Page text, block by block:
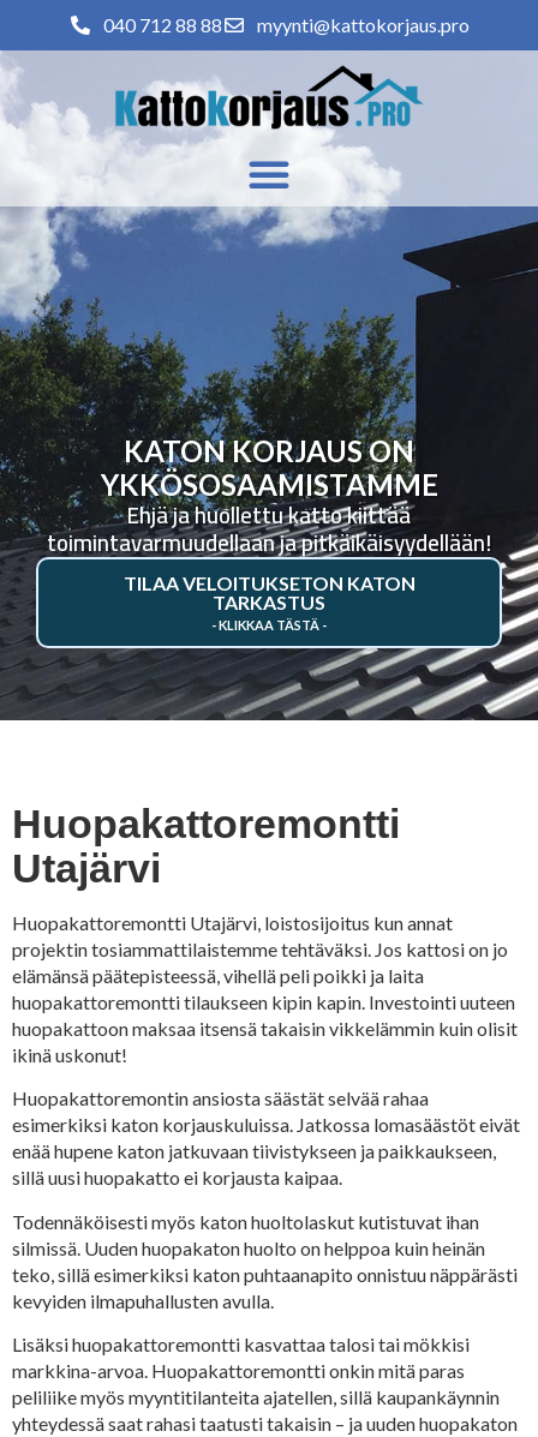
040 712 88 88 myynti@kattokorjaus.pro
KATON KORJAUS ON
YKKÖSOSAAMISTAMME
Ehjä ja huollettu katto kiittää
toimintavarmuudellaan ja pitkäikäisyydellään!
TILAA VELOITUKSETON KATON
TARKASTUS
Huopakattoremontti
Utajärvi
Huopakattoremontti Utajärvi, loistosijoitus kun annat
projektin tosiammattilaistemme tehtäväksi. Jos kattosi on jo
elämänsä päätepisteessä, vihellä peli poikki ja laita
huopakattoremontti tilaukseen kipin kapin. Investointi uuteen
huopakattoon maksaa itsensä takaisin vikkelämmin kuin olisit
ikinä uskonut!
Huopakattoremontin ansiosta säästät selvää rahaa
esimerkiksi katon korjauskuluissa. Jatkossa lomasäästöt eivät
enää hupene katon jatkuvaan tiivistykseen ja paikkaukseen,
sillä uusi huopakatto ei korjausta kaipaa.
Todennäköisesti myös katon huoltolaskut kutistuvat ihan
silmissä. Uuden huopakaton huolto on helppoa kuin heinän
teko, sillä esimerkiksi katon puhtaanapito onnistuu näppärästi
kevyiden ilmapuhallusten avulla.
Lisäksi huopakattoremontti kasvattaa talosi tai mökkisi
markkina-arvoa. Huopakattoremontti onkin mitä paras
peliliike myös myyntitilanteita ajatellen, sillä kaupankäynnin
yhteydessä saat rahasi taatusti takaisin – ja uuden huopakaton